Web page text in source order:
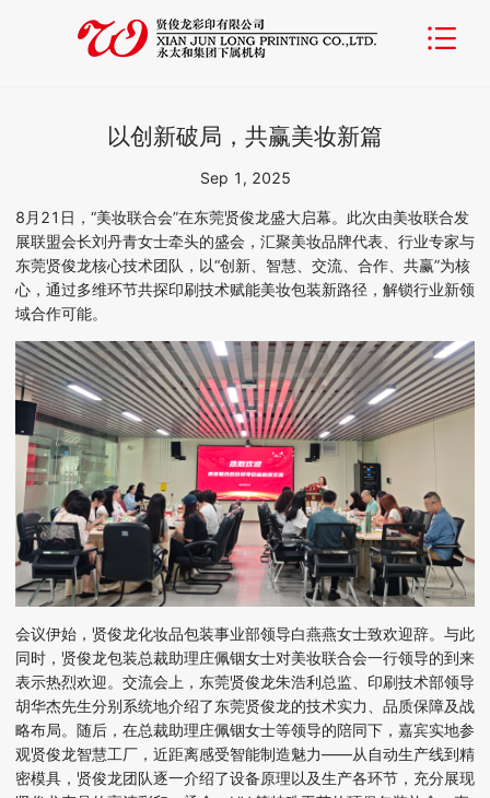
以创新破局，共赢美妆新篇
Sep 1, 2025
8 月 21 日， “美妆联合会”在东莞贤俊龙盛大启幕。此次由美妆联合发
展联盟会长刘丹青女士牵头的盛会，汇聚美妆品牌代表、行业专家与
东莞贤俊龙核心技术团队，以“创新、智慧、交流、合作、共赢”为核
心，通过多维环节共探印刷技术赋能美妆包装新路径，解锁行业新领
域合作可能。
会议伊始，贤俊龙化妆品包装事业部领导白燕燕女士致欢迎辞。与此
同时，贤俊龙包装总裁助理庄佩铟女士对美妆联合会一行领导的到来
表示热烈欢迎。交流会上，东莞贤俊龙朱浩利总监、印刷技术部领导
胡华杰先生分别系统地介绍了东莞贤俊龙的技术实力、品质保障及战
略布局。随后，在总裁助理庄佩铟女士等领导的陪同下，嘉宾实地参
观贤俊龙智慧工厂，近距离感受智能制造魅力——从自动生产线到精
密模具，贤俊龙团队逐一介绍了设备原理以及生产各环节，充分展现